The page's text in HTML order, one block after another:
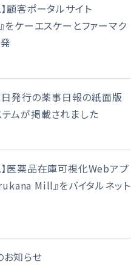
】顧客ポータルサイト
をケーエスケーとファーマク
発行の薬事日報の紙面版
ムが掲載されました
】医薬品在庫可視化Webアプ
Mill』をバイタルネット
知らせ